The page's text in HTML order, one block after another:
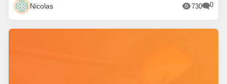
Nicolas 730 0